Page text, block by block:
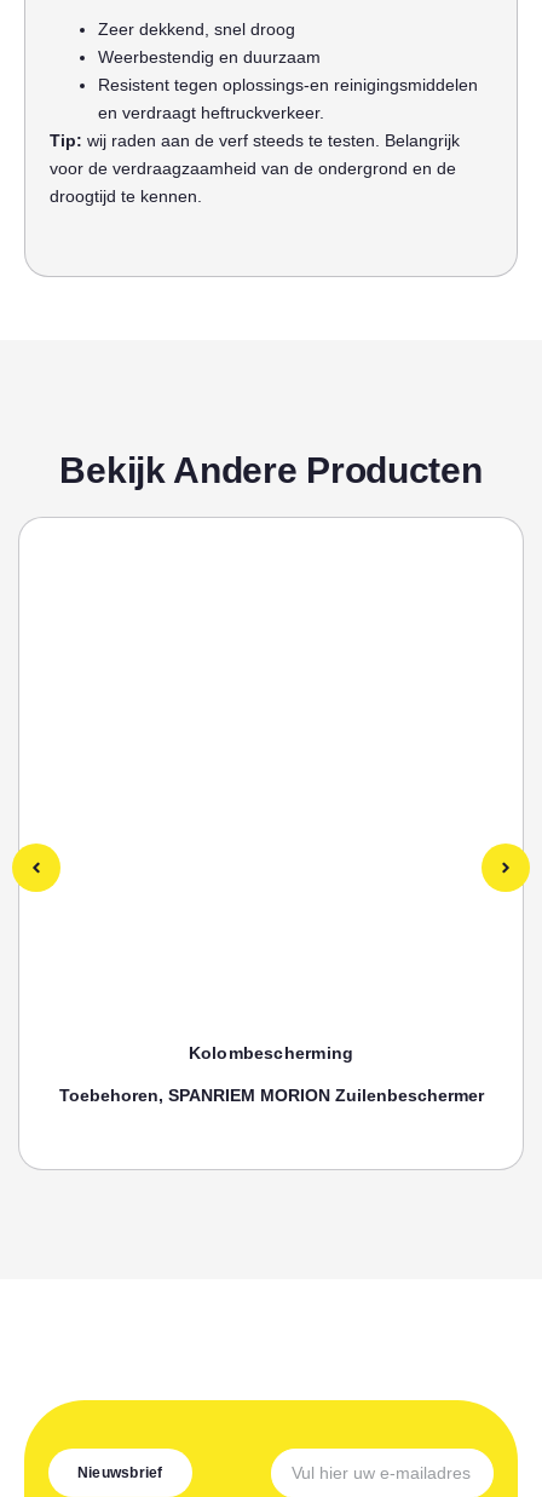
Zeer dekkend, snel droog
Weerbestendig en duurzaam
Resistent tegen oplossings-en reinigingsmiddelen
en verdraagt heftruckverkeer.
Tip: wij raden aan de verf steeds te testen. Belangrijk
voor de verdraagzaamheid van de ondergrond en de
droogtijd te kennen.
Bekijk Andere Producten
Kolombescherming
Toebehoren, SPANRIEM MORION Zuilenbeschermer
Nieuwsbrief